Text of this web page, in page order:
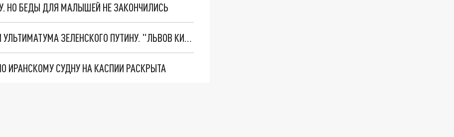
НО БЕДЫ ДЛЯ МАЛЫШЕЙ НЕ ЗАКОНЧИЛИСЬ
НОВОЕ МАСШТАБНЕЙШЕЕ НАСТУПЛЕНИЕ. ТРИ УЛЬТИМАТУМА ЗЕЛЕНСКОГО ПУТИНУ. "ЛЬВОВ КИМА" ПОСТАВЯТ НА ПВО? ГЛОБАЛЬНЫЙ ПРОРЫВ ПОД ЗАПОРОЖЬЕМ
ИРАНСКОМУ СУДНУ НА КАСПИИ РАСКРЫТА